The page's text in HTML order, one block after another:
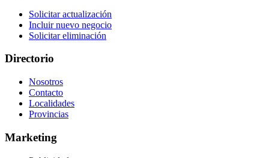
Solicitar actualización
Incluir nuevo negocio
Solicitar eliminación
Directorio
Nosotros
Contacto
Localidades
Provincias
Marketing